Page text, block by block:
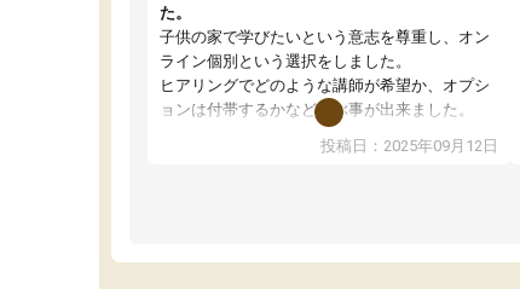
た。
子供の家で学びたいという意志を尊重し、オン
ライン個別という選択をしました。
ヒアリングでどのような講師が希望か、オプシ
ョンは付帯するかなど選ぶ事が出来ました。
講師とのマッチング後講師との初回ミーティン
グを行い、その講師で良いか他の講師を希望す
投稿日：2025年09月12日